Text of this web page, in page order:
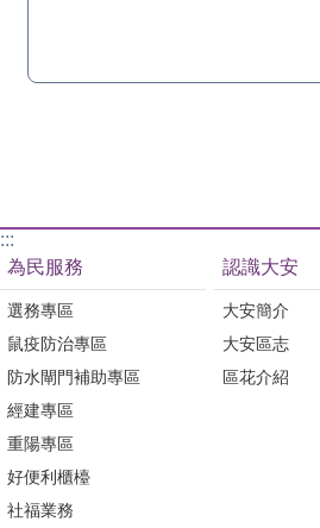
:::
為民服務
選務專區
鼠疫防治專區
防水閘門補助專區
經建專區
重陽專區
好便利櫃檯
社福業務
認識大安
大安簡介
大安區志
區花介紹